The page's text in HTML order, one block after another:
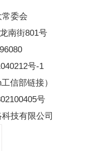
委会
南街801号
号-1
信部链接）
号
技有限公司